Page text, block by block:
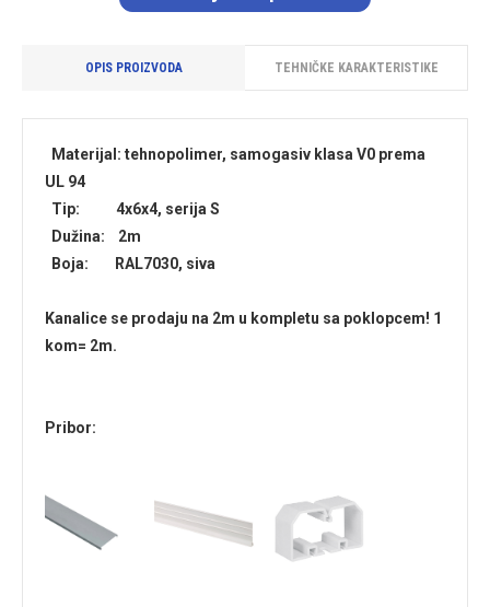
OPIS PROIZVODA TEHNIČKE KARAKTERISTIKE
Materijal: tehnopolimer, samogasiv klasa V0 prema
UL 94
Tip: 4x6x4, serija S
Dužina: 2m
Boja: RAL7030, siva
Kanalice se prodaju na 2m u kompletu sa poklopcem! 1
kom= 2m.
Pribor: